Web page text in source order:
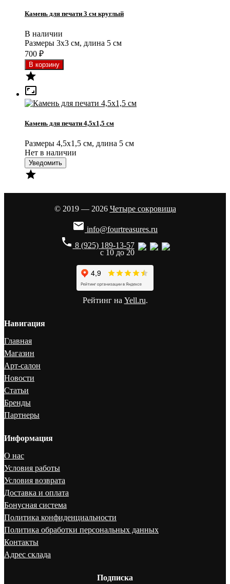
Камень для печати 3 см круглый
В наличии
Размеры 3x3 см, длина 5 см
700 ₽


Камень для печати 4,5x1,5 см
Размеры 4,5x1,5 см, длина 5 см
Нет в наличии
Уведомить

© 2019 — 2026 Четыре сокровища
 info@fourtreasures.ru
phone 8 (925) 189-13-57
с 10 до 20
Рейтинг на Yell.ru.
Навигация
Главная
Магазин
Арт-салон
Новости
Статьи
Бренды
Партнеры
Информация
О нас
Условия работы
Условия возврата
Доставка и оплата
Бонусная система
Политика конфиденциальности
Политика обработки персональных данных
Контакты
Адрес склада
Подписка